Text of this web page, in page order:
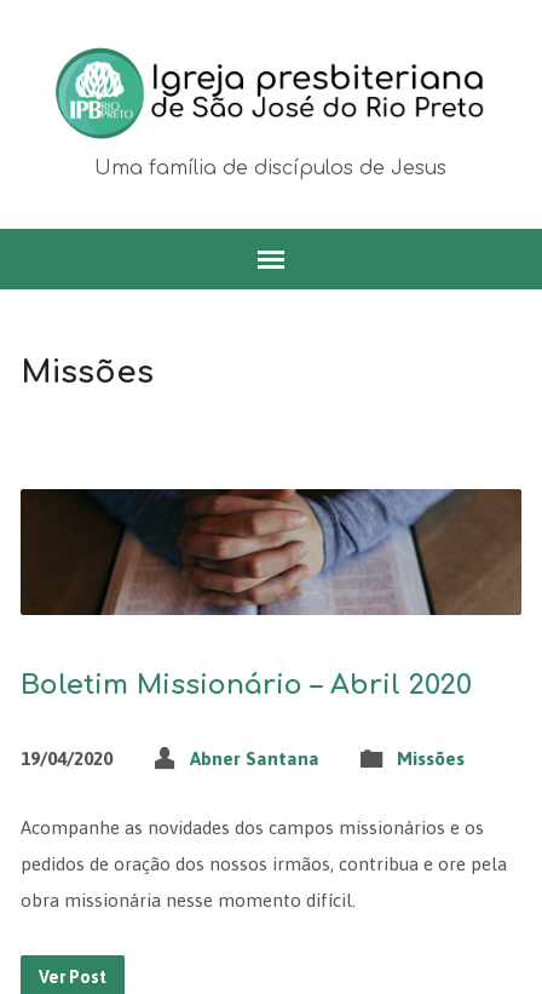
Uma família de discípulos de Jesus
Missões
Boletim Missionário – Abril 2020
19/04/2020 Abner Santana Missões
Acompanhe as novidades dos campos missionários e os
pedidos de oração dos nossos irmãos, contribua e ore pela
obra missionária nesse momento difícil.
Ver Post